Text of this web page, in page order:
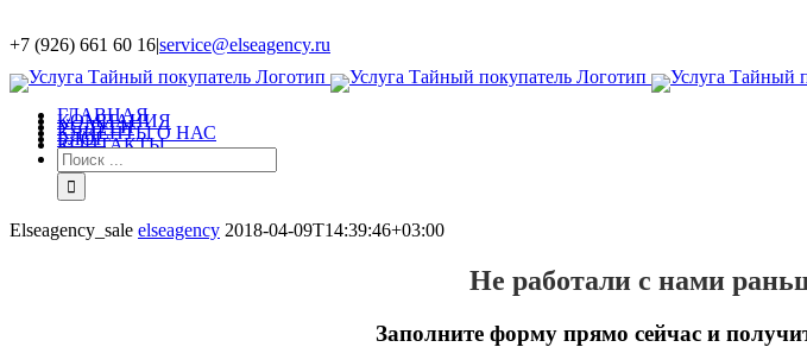
+7 (926) 661 60 16|service@elseagency.ru
ГЛАВНАЯ
КОМПАНИЯ
УСЛУГИ
КЛИЕНТЫ О НАС
БЛОГ
КОНТАКТЫ
Elseagency_sale elseagency 2018-04-09T14:39:46+03:00
Не работали с нами
Заполните форму прямо сейчас и